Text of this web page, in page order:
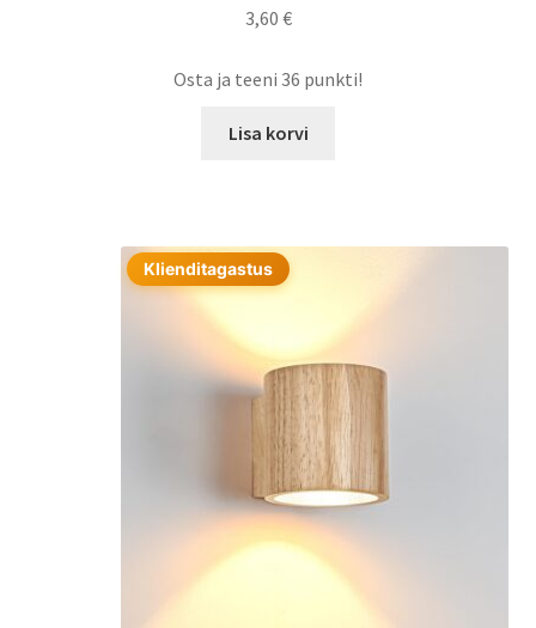
3,60 €
Osta ja teeni 36 punkti!
Lisa korvi
Klienditagastus